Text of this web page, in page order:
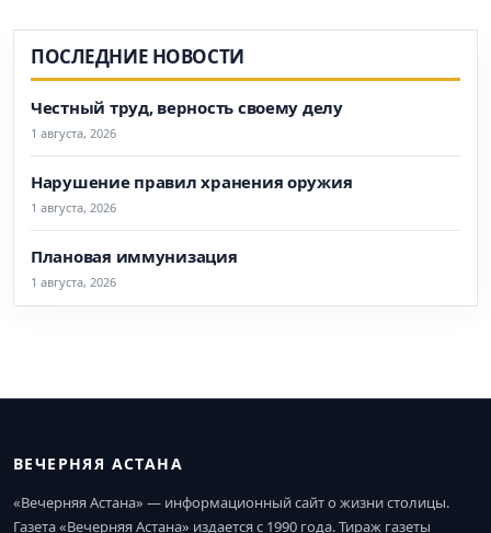
ПОСЛЕДНИЕ НОВОСТИ
Честный труд, верность своему делу
1 августа, 2026
Нарушение правил хранения оружия
1 августа, 2026
Плановая иммунизация
1 августа, 2026
ВЕЧЕРНЯЯ АСТАНА
«Вечерняя Астана» — информационный сайт о жизни столицы.
Газета «Вечерняя Астана» издается с 1990 года. Тираж газеты